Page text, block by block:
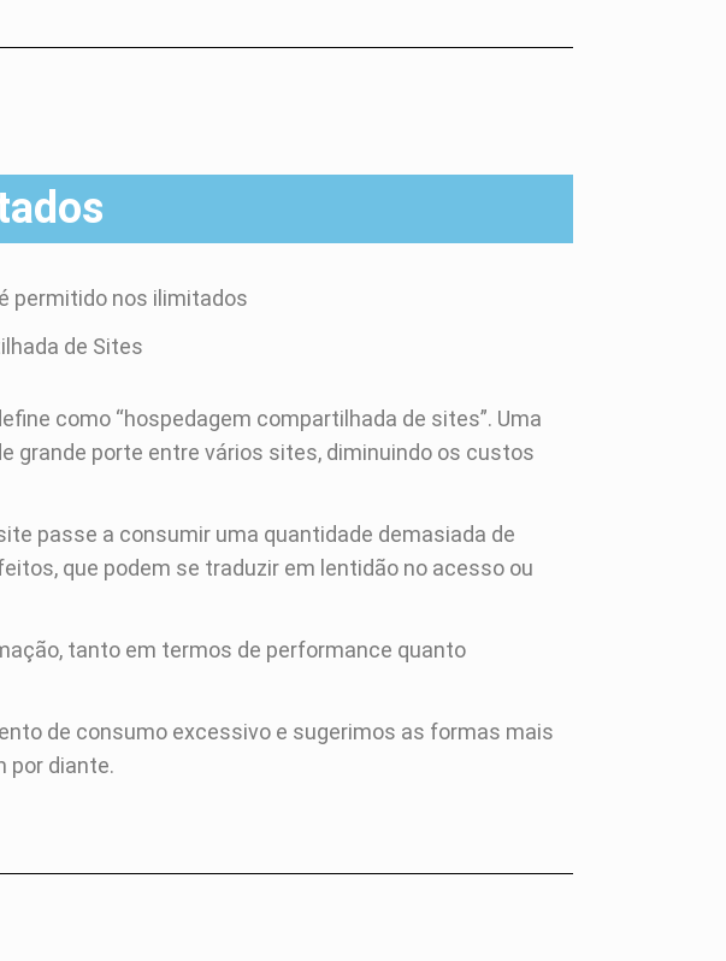
permitido nos ilimitados
de Sites
como “hospedagem compartilhada de sites”. Uma
grande porte entre vários sites, diminuindo os custos
passe a consumir uma quantidade demasiada de
que podem se traduzir em lentidão no acesso ou
tanto em termos de performance quanto
de consumo excessivo e sugerimos as formas mais
por diante.